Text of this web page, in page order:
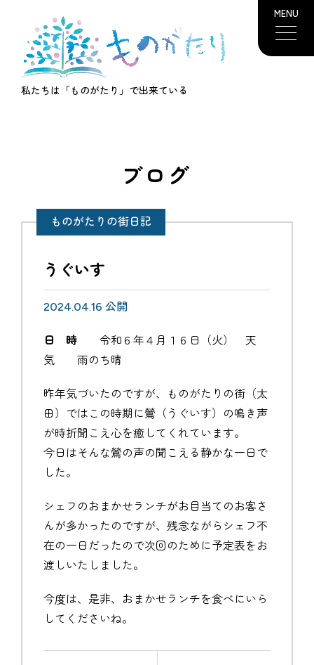
MENU
私たちは「ものがたり」で出来ている
ブログ
ものがたりの街日記
うぐいす
2024.04.16 公開
日 時 令和６年４月１６日（火） 天
気 雨のち晴
昨年気づいたのですが、ものがたりの街（太
田）ではこの時期に鶯（うぐいす）の鳴き声
が時折聞こえ心を癒してくれています。
今日はそんな鶯の声の聞こえる静かな一日で
した。
シェフのおまかせランチがお目当てのお客さ
んが多かったのですが、残念ながらシェフ不
在の一日だったので次回のために予定表をお
渡しいたしました。
今度は、是非、おまかせランチを食べにいら
してくださいね。